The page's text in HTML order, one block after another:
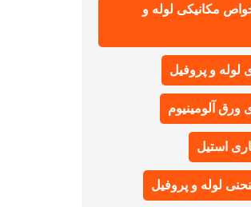
مکانیکی لوله و
لوله و پروفیل
ورق آلومینیوم
استیل
لوله و پروفیل